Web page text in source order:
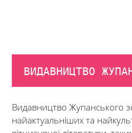
ВИДАВНИЦТВО
Видавництво Жупанського
найактуальніших та